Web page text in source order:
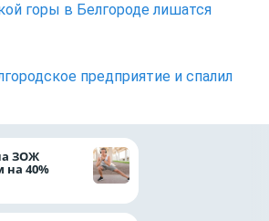
горы в Белгороде лишатся
предприятие и спалил
ЗОЖ
на 40%